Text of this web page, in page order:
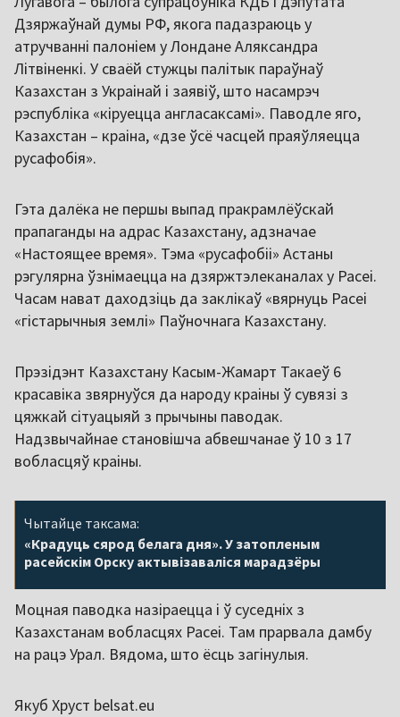
Дзяржаўнай думы РФ, якога падазраюць у
атручванні палоніем у Лондане Аляксандра
Літвіненкі. У сваёй стужцы палітык параўнаў
Казахстан з Украінай і заявіў, што насамрэч
рэспубліка «кіруецца англасаксамі». Паводле яго,
Казахстан – краіна, «дзе ўсё часцей праяўляецца
русафобія».
Гэта далёка не першы выпад пракрамлёўскай
прапаганды на адрас Казахстану, адзначае
«Настоящее время». Тэма «русафобіі» Астаны
рэгулярна ўзнімаецца на дзяржтэлеканалах у Расеі.
Часам нават даходзіць да заклікаў «вярнуць Расеі
«гістарычныя землі» Паўночнага Казахстану.
Прэзідэнт Казахстану Касым-Жамарт Такаеў 6
красавіка звярнуўся да народу краіны ў сувязі з
цяжкай сітуацыяй з прычыны паводак.
Надзвычайнае становішча абвешчанае ў 10 з 17
вобласцяў краіны.
Чытайце таксама:
«Крадуць сярод белага дня». У затопленым
расейскім Орску актывізаваліся марадзёры
Моцная паводка назіраецца і ў суседніх з
Казахстанам вобласцях Расеі. Там прарвала дамбу
на рацэ Урал. Вядома, што ёсць загінулыя.
Якуб Хруст belsat.eu